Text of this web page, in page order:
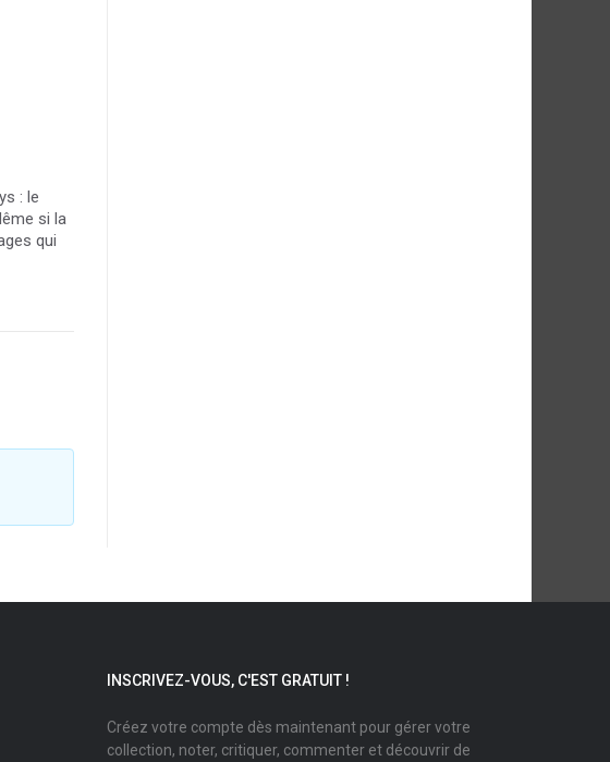
: le
si la
qui
INSCRIVEZ-VOUS, C'EST GRATUIT !
Créez votre compte dès maintenant pour gérer votre
collection, noter, critiquer, commenter et découvrir de